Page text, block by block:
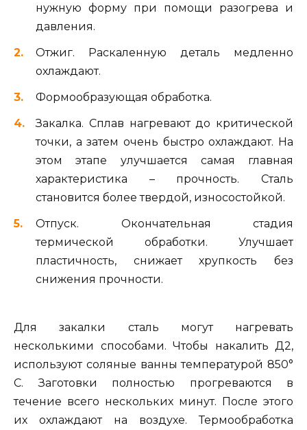
нужную форму при помощи разогрева и
давления.
Отжиг. Раскаленную деталь медленно
охлаждают.
Формообразующая обработка.
Закалка. Сплав нагревают до критической
точки, а затем очень быстро охлаждают. На
этом этапе улучшается самая главная
характеристика – прочность. Сталь
становится более твердой, износостойкой.
Отпуск. Окончательная стадия
термической обработки. Улучшает
пластичность, снижает хрупкость без
снижения прочности.
Для закалки сталь могут нагревать
несколькими способами. Чтобы накалить Д2,
используют соляные ванны температурой 850°
С. Заготовки полностью прогреваются в
течение всего нескольких минут. После этого
их охлаждают на воздухе. Термообработка